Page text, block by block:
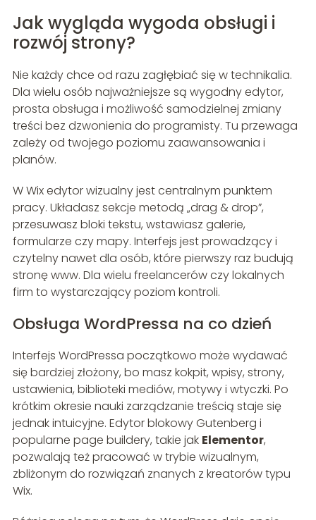
Jak wygląda wygoda obsługi i
rozwój strony?
Nie każdy chce od razu zagłębiać się w technikalia.
Dla wielu osób najważniejsze są wygodny edytor,
prosta obsługa i możliwość samodzielnej zmiany
treści bez dzwonienia do programisty. Tu przewaga
zależy od twojego poziomu zaawansowania i
planów.
W Wix edytor wizualny jest centralnym punktem
pracy. Układasz sekcje metodą „drag & drop”,
przesuwasz bloki tekstu, wstawiasz galerie,
formularze czy mapy. Interfejs jest prowadzący i
czytelny nawet dla osób, które pierwszy raz budują
stronę www. Dla wielu freelancerów czy lokalnych
firm to wystarczający poziom kontroli.
Obsługa WordPressa na co dzień
Interfejs WordPressa początkowo może wydawać
się bardziej złożony, bo masz kokpit, wpisy, strony,
ustawienia, biblioteki mediów, motywy i wtyczki. Po
krótkim okresie nauki zarządzanie treścią staje się
jednak intuicyjne. Edytor blokowy Gutenberg i
popularne page buildery, takie jak Elementor,
pozwalają też pracować w trybie wizualnym,
zbliżonym do rozwiązań znanych z kreatorów typu
Wix.